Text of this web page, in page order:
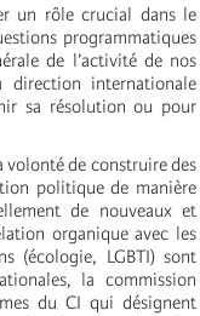
un rôle crucial dans le
programmatiques
de l’activité de nos
direction internationale
sa résolution ou pour
volonté de construire des
politique de manière
de nouveaux et
organique avec les
(écologie, LGBTI) sont
la commission
du CI qui désignent